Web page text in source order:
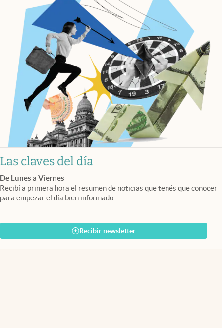
Las claves del día
De Lunes a Viernes
Recibí a primera hora el resumen de noticias que tenés que conocer
para empezar el día bien informado.
Recibir newsletter